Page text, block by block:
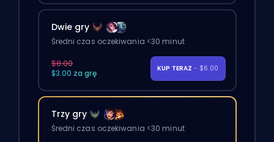
Dwie gry
Średni czas oczekiwania <30 minut
$8.00
$3.00 za grę
KUP TERAZ - $6.00
Trzy gry
Średni czas oczekiwania <30 minut